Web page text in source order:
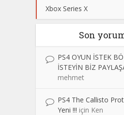
Xbox Series X
Son
PS4 OYUN İSTEK
İSTEYİN BİZ
mehmet
PS4 The Callisto
Yeni !!! için Ken